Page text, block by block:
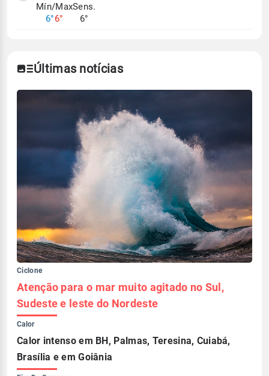
Mín/Max
6°6°
Sens.
6°
Últimas notícias
Ciclone
Atenção para o mar muito agitado no Sul,
Sudeste e leste do Nordeste
Calor
Calor intenso em BH, Palmas, Teresina, Cuiabá,
Brasília e em Goiânia